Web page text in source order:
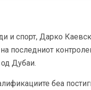
и спорт, Дарко
последниот
Дубаи.
беа